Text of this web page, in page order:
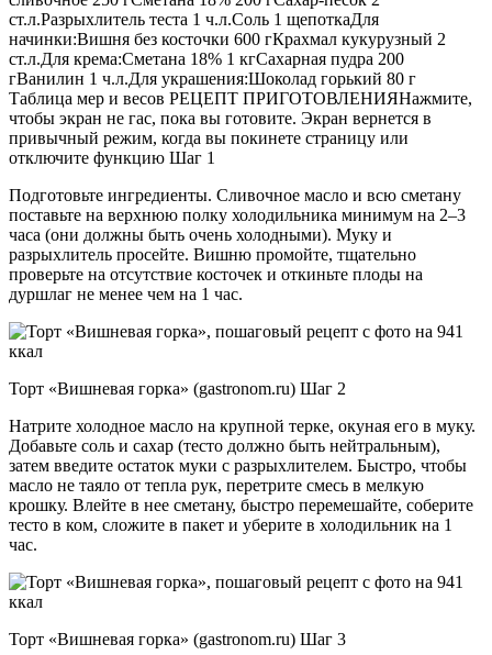
ст.л.Разрыхлитель теста 1 ч.л.Соль 1 щепоткаДля
начинки:Вишня без косточки 600 гКрахмал кукурузный 2
ст.л.Для крема:Сметана 18% 1 кгСахарная пудра 200
гВанилин 1 ч.л.Для украшения:Шоколад горький 80 г
Таблица мер и весов РЕЦЕПТ ПРИГОТОВЛЕНИЯНажмите,
чтобы экран не гас, пока вы готовите. Экран вернется в
привычный режим, когда вы покинете страницу или
отключите функцию Шаг 1
Подготовьте ингредиенты. Сливочное масло и всю сметану
поставьте на верхнюю полку холодильника минимум на 2–3
часа (они должны быть очень холодными). Муку и
разрыхлитель просейте. Вишню промойте, тщательно
проверьте на отсутствие косточек и откиньте плоды на
дуршлаг не менее чем на 1 час.
Торт «Вишневая горка» (gastronom.ru) Шаг 2
Натрите холодное масло на крупной терке, окуная его в муку.
Добавьте соль и сахар (тесто должно быть нейтральным),
затем введите остаток муки с разрыхлителем. Быстро, чтобы
масло не таяло от тепла рук, перетрите смесь в мелкую
крошку. Влейте в нее сметану, быстро перемешайте, соберите
тесто в ком, сложите в пакет и уберите в холодильник на 1
час.
Торт «Вишневая горка» (gastronom.ru) Шаг 3